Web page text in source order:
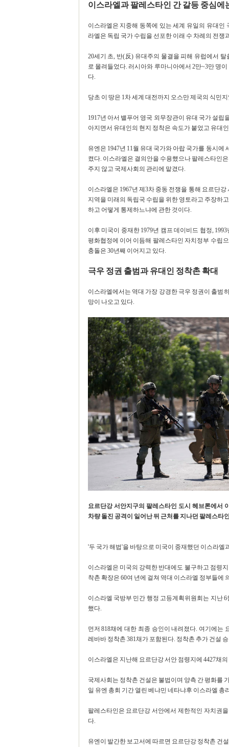
이스라엘과 팔레스타인 간 갈등 중심에
이스라엘은 지중해 동쪽에 있는 세계 유일의 유대
라엘은 독립 국가 수립을 선포한 이래 수 차례의 전
20세기 초, 반(反) 유대주의 물결을 피해 유럽에서
로 몰려들었다. 러시아와 루마니아에서 2만~3만 명
다.
당초 이 땅은 1차 세계 대전까지 오스만 제국의 식민
1917년 아서 밸푸어 영국 외무장관이 유대 국가 설
아지면서 유대인의 현지 정착은 속도가 붙었고 유대
유엔은 1947년 11월 유대 국가와 아랍 국가를 동시에
켰다. 이스라엘은 결의안을 수용했으나 팔레스타인
주지 않고 국제사회의 관리에 맡겼다.
이스라엘은 1967년 제3차 중동 전쟁을 통해 요르단
지역을 미래의 독립국 수립을 위한 영토라고 주장하
하고 어떻게 통제하느냐에 관한 것이다.
이후 미국이 중재한 1979년 캠프 데이비드 협정,
평화협정에 이어 이듬해 팔레스타인 자치정부 수립
충돌은 30년째 이어지고 있다.
극우 정권 출범과 유대인 정착촌 확대
이스라엘에서는 역대 가장 강경한 극우 정권이 출범
망이 나오고 있다.
요르단강 서안지구의 팔레스타인 도시 헤브론에서
차량 돌진 공격이 일어난 뒤 근처를 지나던 팔레스타
'두 국가 해법'을 바탕으로 미국이 중재했던 이스라엘
이스라엘은 미국의 강력한 반대에도 불구하고 점령
착촌 확장은 60여 년에 걸쳐 역대 이스라엘 정부들에
이스라엘 국방부 민간 행정 고등계획위원회는 지난
했다.
먼저 818채에 대한 최종 승인이 내려졌다. 여기에는
레바바 정착촌 381채가 포함된다. 정착촌 추가 건설
이스라엘은 지난해 요르단강 서안 점령지에 4427채
국제사회는 정착촌 건설은 불법이며 양측 간 평화를
일 유엔 총회 기간 열린 베냐민 네타냐후 이스라엘
팔레스타인은 요르단강 서안에서 제한적인 자치권
다.
유엔이 발간한 보고서에 따르면 요르단강 정착촌 건